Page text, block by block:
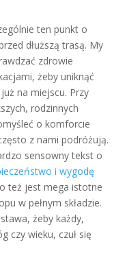
ten punkt o
dłuższą trasą. My
zdrowie
żeby uniknąć
na miejscu. Przy
rodzinnych
o komforcie
z nami podróżują.
sensowny tekst o
i wygodę
też jest mega istotne
w pełnym składzie.
żeby każdy,
czy wieku, czuł się